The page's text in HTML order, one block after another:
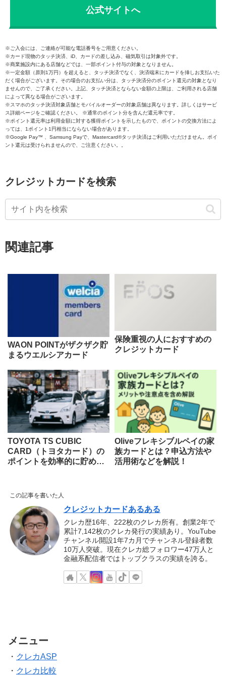
公式サイトへ
※ご入会には、ご連絡が可能な電話番号をご用意ください。
※カード現物のタッチ決済、iD、カードの差し込み、磁気取引は対象外です。
※商業施設内にある店舗などでは、一部ポイント付与の対象となりません。
※一定金額（原則1万円）を超えると、タッチ決済でなく、決済端末にカードを挿しお支払いた
だく場合がございます。その場合のお支払い分は、タッチ決済分のポイント還元の対象となり
ませんので、ご了承ください。上記、タッチ決済とならない金額の上限は、ご利用される店舗
によって異なる場合がございます。
※スマホのタッチ決済対象店舗とモバイルオーダーの対象店舗は異なります。詳しくはサービ
ス詳細ページをご確認ください。 ※通常のポイント分を含んだ還元率です。
※ポイント還元率は利用金額に対する獲得ポイントを示したもので、ポイントの交換方法によ
っては、1ポイント1円相当にならない場合があります。
※Google Pay™ 、Samsung Payで、Mastercard®タッチ決済はご利用いただけません。ポイ
ント還元は受けられませんので、ご注意ください。。
クレジットカードを検索
関連記事
WAON POINTがザクザク貯
まるウエルシアカード
保険重視の人におすすめの
クレジットカード
TOYOTA TS CUBIC
CARD（トヨタカード）の
ポイントを効率的に貯める
Oliveフレキシブルペイの家
族カードとは？申込方法や
活用術などを解説！
この記事を書いた人
クレジットカードあるある
クレカ歴16年、222枚のクレカ所有。創業2年で
累計7,142枚のクレカ発行の実績あり。YouTube
チャンネル開設1年7カ月でチャンネル登録者数
10万人突破。現在クレカ総フォロワー47万人と
金融系配信者ではトップクラスの実績を誇る。
メニュー
・ クレカASP
・ クレカ比較